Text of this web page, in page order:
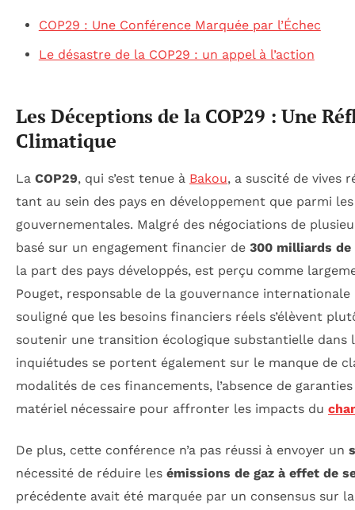
COP29 : Une Conférence Marquée par l’Échec
Le désastre de la COP29 : un appel à l’action
Les Déceptions de la COP29 : Une
Climatique
La COP29, qui s’est tenue à Bakou, a suscité de vives
tant au sein des pays en développement que parmi
gouvernementales. Malgré des négociations de
basé sur un engagement financier de 300 milliards
la part des pays développés, est perçu comme
Pouget, responsable de la gouvernance internationale
souligné que les besoins financiers réels s’élèvent
soutenir une transition écologique substantielle dans
inquiétudes se portent également sur le manque de
modalités de ces financements, l’absence de
matériel nécessaire pour affronter les impacts du
De plus, cette conférence n’a pas réussi à envoyer un
nécessité de réduire les émissions de gaz à effet de
précédente avait été marquée par un consensus sur